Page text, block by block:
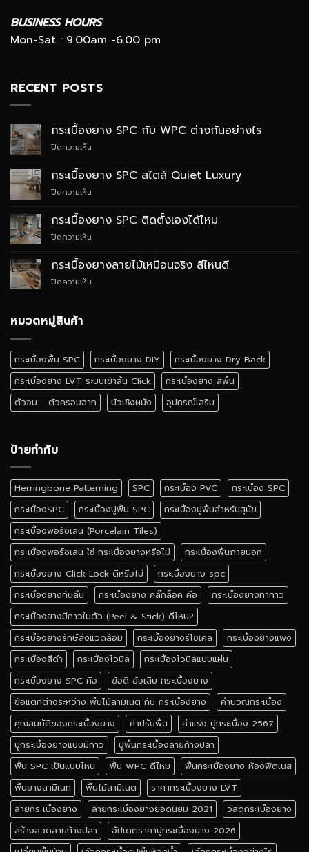
BUSINESS HOURS
Mon-Sat : 9.00am -6.00 pm
RECENT POSTS
กระเบื้องยาง SPC กับ WPC ต่างกันอย่างไร
ปิดความเห็น
ยาง
SPC
ต่าง
กระเบื้องยาง SPC สไตล์ Quiet Luxury
ปิดความเห็น
ยาง
SPC
Luxury
กระเบื้องยาง SPC ติดตั้งเองได้ไหม
ปิดความเห็น
ยาง
SPC
กระเบื้องยางลายไม้เหมือนจริง สีไหนดี
ปิดความเห็น
สี
ไหน
ดี
หมวดหมู่สินค้า
กระเบื้องพื้น SPC กระเบื้องยาง DIY
กระเบื้องยาง Dry Back
กระเบื้องยาง LVT ระบบเข้าลิ้น Click
กระเบื้องยาง สีพื้น
ตัวจบ - ตัวครอบฉาก
บัวเชิงผนัง อุปกรณ์เสริม
ป้ายกำกับ
Herringbone Patterning SPC กระเบื้อง PVC
กระเบื้อง SPC
กระเบื้องSPC
กระเบื้องปูพื้น SPC
กระเบื้องปูพื้นสำหรับสุนัข
กระเบื้องพอร์ซเลน (Porcelain Tiles)
กระเบื้องพอร์ซเลน ใช่ กระเบื้องยางหรือไม่
กระเบื้องพื้นภายนอก
กระเบื้องยาง Click Lock ดีหรือไม่
กระเบื้องยาง spc
กระเบื้องยางกันลื่น
กระเบื้องยาง คลิ๊กล็อค คือ
กระเบื้องยางทากาว
กระเบื้องยางมีกาวในตัว (Peel & Stick) ดีไหม?
กระเบื้องยางรักษ์สิ่งแวดล้อม
กระเบื้องยางรีไซเคิล
กระเบื้องยางแพง
กระเบื้องสีดำ
กระเบื้องไวนิล
กระเบื้องไวนิลแบบแผ่น
กระเยื้องยาง SPC คือ
ข้อดี ข้อเสีย กระเบื้องยาง
ข้อแตกต่างระหว่าง พื้นไม้ลามิเนต กับ กระเบื้องยาง
คำนวณกระเบื้อง
คุณสมบัติของกระเบื้องยาง
ค่าปรับพื้น
ค่าแรง ปูกระเบื้อง 2567
ปูกระเบื้องยางแบบมีกาว
ปูพื้นกระเบื้องลายก้างปลา
พื้น SPC เป็นแบบไหน
พื้น WPC ดีไหม
พื้นกระเบื้องยาง ห้องฟิตเนส
พื้นยางลามิเนท
พื้นไม้ลามิเนต
ราคากระเบื้องยาง LVT
ลายกระเบื้องยาง
ลายกระเบื้องยางยอดนิยม 2021
วัสดุกระเบื้องยาง
สร้างลวดลายก้างปลา
อัปเดตราคาปูกระเบื้องยาง 2026